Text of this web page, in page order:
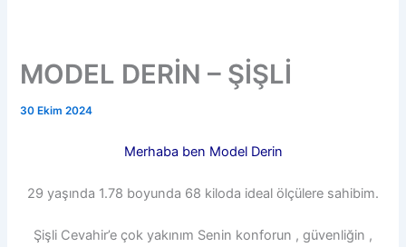
MODEL DERİN – ŞİŞLİ
30 Ekim 2024
Merhaba ben Model Derin
29 yaşında 1.78 boyunda 68 kiloda ideal ölçülere sahibim.
Şişli Cevahir’e çok yakınım Senin konforun , güvenliğin ,